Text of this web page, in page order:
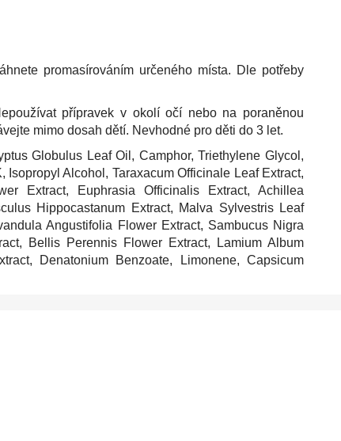
promasírováním určeného místa. Dle potřeby
přípravek v okolí očí nebo na poraněnou
mimo dosah dětí. Nevhodné pro děti do 3 let.
Globulus Leaf Oil, Camphor, Triethylene Glycol,
Alcohol, Taraxacum Officinale Leaf Extract,
Extract, Euphrasia Officinalis Extract, Achillea
Hippocastanum Extract, Malva Sylvestris Leaf
Angustifolia Flower Extract, Sambucus Nigra
Bellis Perennis Flower Extract, Lamium Album
Denatonium Benzoate, Limonene, Capsicum